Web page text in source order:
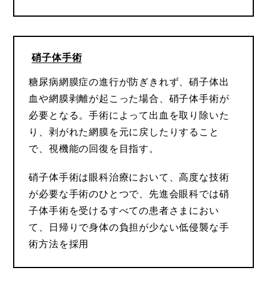
硝子体手術
糖尿病網膜症の進行が防ぎきれず、硝子体出
血や網膜剥離が起こった場合、硝子体手術が
必要となる。手術によって出血を取り除いた
り、剥がれた網膜を元に戻したりすること
で、視機能の回復を目指す。
硝子体手術は眼科治療において、高度な技術
が必要な手術のひとつで、先進会眼科では硝
子体手術を受けるすべての患者さまにおい
て、日帰りで身体の負担が少ない低侵襲な手
術方法を採用